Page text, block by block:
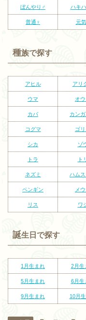
ぼんやり♂ ハキ
普通♀ 元
種族で探す
アヒル アリ
ウマ オ
カバ カン
コグマ ゴリ
シカ ゾ
トラ ト
ネズミ ハム
ペンギン メ
リス ワ
誕生日で探す
1月生まれ 2月生
5月生まれ 6月生
9月生まれ 10月